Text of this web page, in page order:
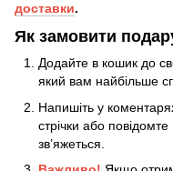
доставки.
Як замовити
Додайте в кошик до
який вам найбільше
Напишіть у
стрічки або
зв’яжеться.